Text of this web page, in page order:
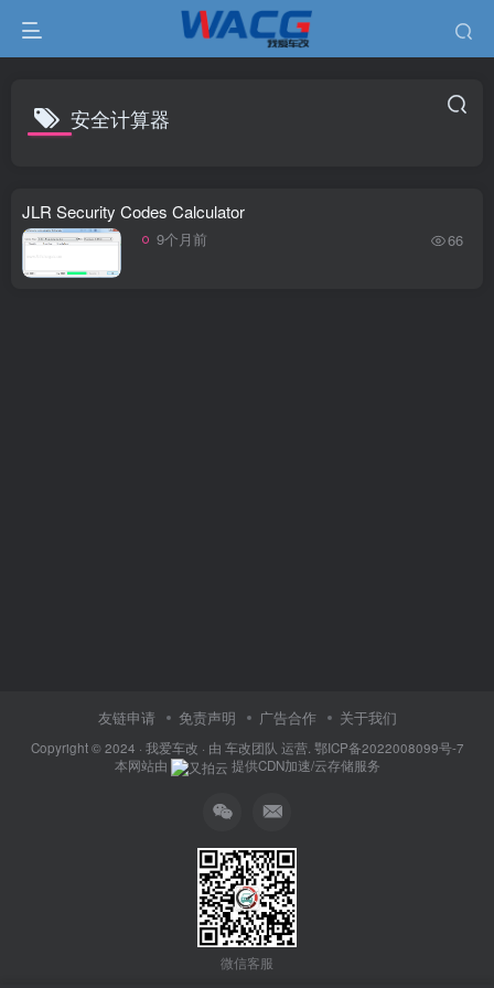
安全计算器
JLR Security Codes Calculator
9个月前 66
友链申请 免责声明 广告合作 关于我们
Copyright © 2024 · 我爱车改 · 由 车改团队 运营. 鄂ICP备2022008099号-7
本网站由
提供CDN加速/云存储服务
微信客服